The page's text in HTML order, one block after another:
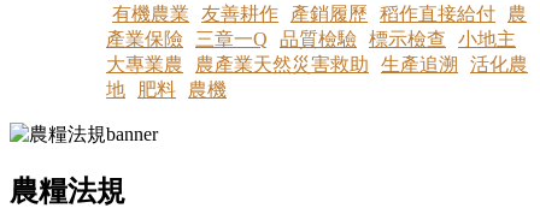
有機農業
友善耕作 產銷履歷 稻作直接給付
農
產業保險
三章一Q 品質檢驗 標示檢查
小地主
大專業農
農產業天然災害救助 生產追溯
活化農
地
肥料 農機
農糧法規